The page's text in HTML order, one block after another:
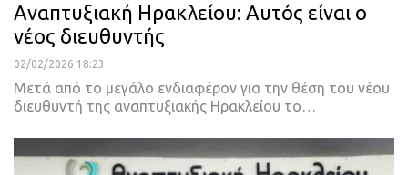
Αναπτυξιακή Ηρακλείου: Αυτός είναι ο
νέος διευθυντής
02/02/2026 18:23
Μετά από το μεγάλο ενδιαφέρον για την θέση του νέου
διευθυντή της αναπτυξιακής Ηρακλείου το…